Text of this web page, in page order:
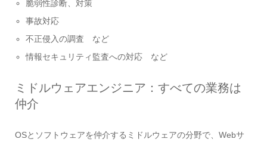
脆弱性診断、対策
事故対応
不正侵入の調査 など
情報セキュリティ監査への対応 など
ミドルウェアエンジニア：すべての業務は
仲介
OSとソフトウェアを仲介するミドルウェアの分野で、Webサ